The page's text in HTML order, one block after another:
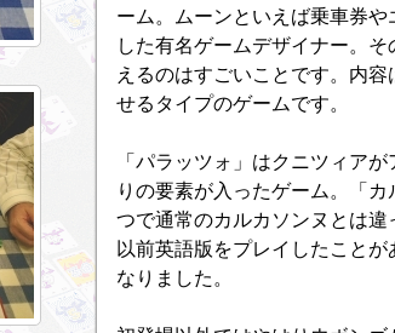
ーム。ムーンといえば乗車券
した有名ゲームデザイナー。
えるのはすごいことです。内
せるタイプのゲームです。
「パラッツォ」はクニツィア
りの要素が入ったゲーム。「
つで通常のカルカソンヌとは
以前英語版をプレイしたこと
なりました。